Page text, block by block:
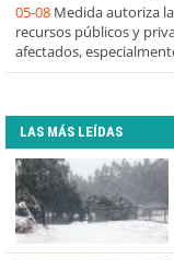
05-08 Medida autoriza
recursos públicos y
afectados,
LAS MÁS LEÍDAS